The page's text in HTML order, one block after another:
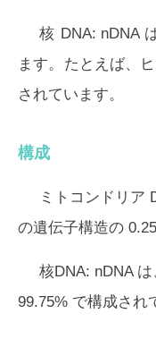
核 DNA: nDNA
ます。たとえば、
されています。
構成
ミトコンドリア
の遺伝子構造の
核DNA: nDNA
99.75% で構成され